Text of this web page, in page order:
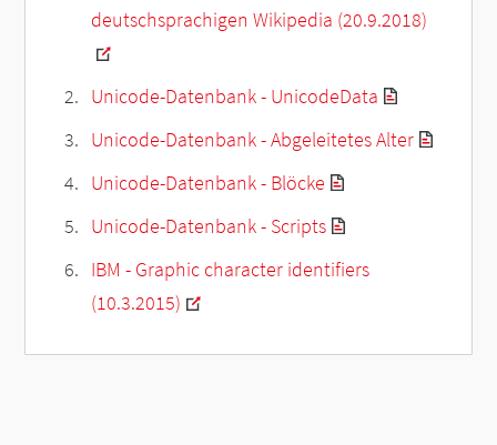
deutschsprachigen Wikipedia (20.9.2018)
Unicode-Datenbank - UnicodeData
Unicode-Datenbank - Abgeleitetes Alter
Unicode-Datenbank - Blöcke
Unicode-Datenbank - Scripts
IBM - Graphic character identifiers
(10.3.2015)